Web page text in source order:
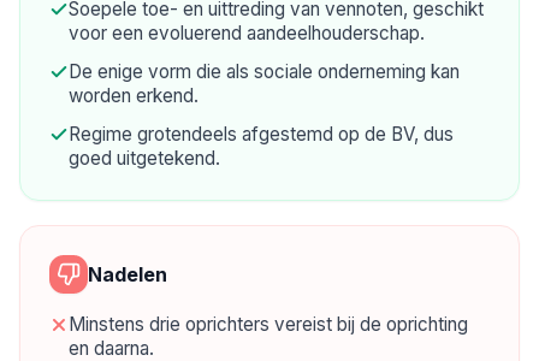
Soepele toe- en uittreding van vennoten, geschikt
voor een evoluerend aandeelhouderschap.
De enige vorm die als sociale onderneming kan
worden erkend.
Regime grotendeels afgestemd op de BV, dus
goed uitgetekend.
Nadelen
Minstens drie oprichters vereist bij de oprichting
en daarna.